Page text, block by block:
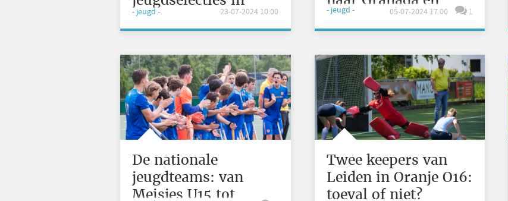
Granada en Cork
- jeugd - 23-07-2024 10:00
Cork
- jeugd - 05-07-2024 17:00 1
De nationale
jeugdteams: van
Meisjes U15 tot
Twee keepers van
Leiden in Oranje O16:
toeval of niet?